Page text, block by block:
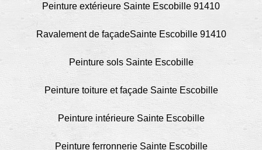
Peinture extérieure Sainte Escobille 91410
Ravalement de façadeSainte Escobille 91410
Peinture sols Sainte Escobille
Peinture toiture et façade Sainte Escobille
Peinture intérieure Sainte Escobille
Peinture ferronnerie Sainte Escobille